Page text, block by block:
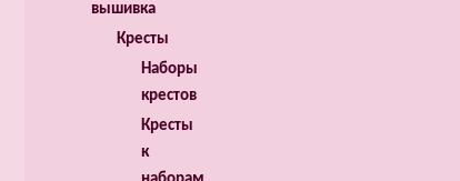
вышивка
Кресты
Наборы
крестов
Кресты
к